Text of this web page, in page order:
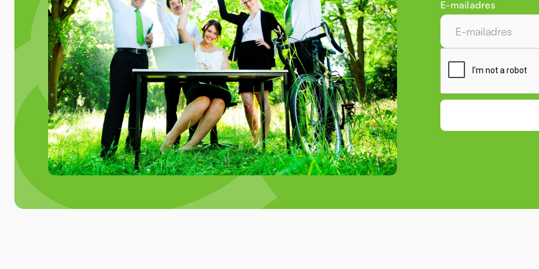
E-mailadres